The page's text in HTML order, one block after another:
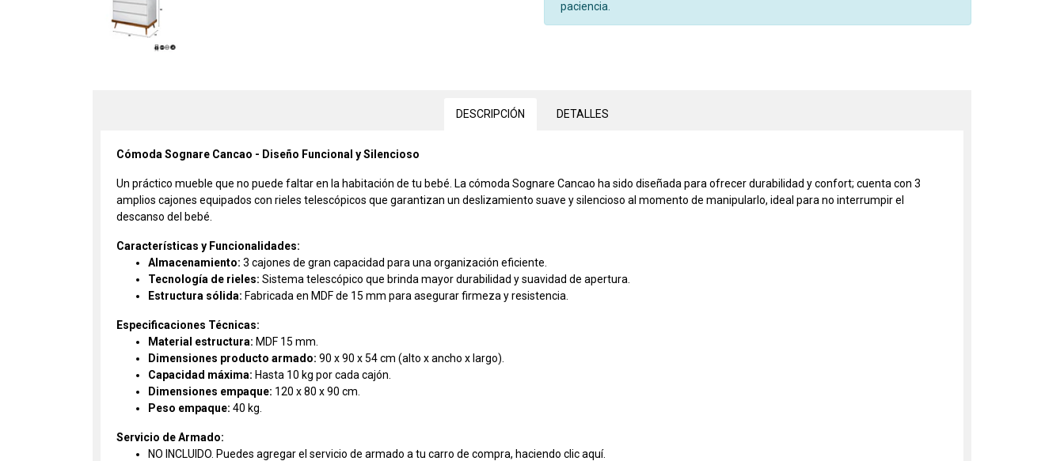
paciencia.
DESCRIPCIÓN DETALLES
Cómoda Sognare Cancao - Diseño Funcional y Silencioso
Un práctico mueble que no puede faltar en la habitación de tu bebé. La cómoda Sognare Cancao ha sido diseñada para ofrecer durabilidad y confort; cuenta con 3
amplios cajones equipados con rieles telescópicos que garantizan un deslizamiento suave y silencioso al momento de manipularlo, ideal para no interrumpir el
descanso del bebé.
Características y Funcionalidades:
Almacenamiento: 3 cajones de gran capacidad para una organización eficiente.
Tecnología de rieles: Sistema telescópico que brinda mayor durabilidad y suavidad de apertura.
Estructura sólida: Fabricada en MDF de 15 mm para asegurar firmeza y resistencia.
Especificaciones Técnicas:
Material estructura: MDF 15 mm.
Dimensiones producto armado: 90 x 90 x 54 cm (alto x ancho x largo).
Capacidad máxima: Hasta 10 kg por cada cajón.
Dimensiones empaque: 120 x 80 x 90 cm.
Peso empaque: 40 kg.
Servicio de Armado:
NO INCLUIDO. Puedes agregar el servicio de armado a tu carro de compra, haciendo clicaquí.